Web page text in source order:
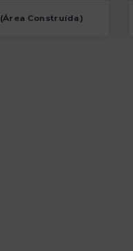
(Área Construída )